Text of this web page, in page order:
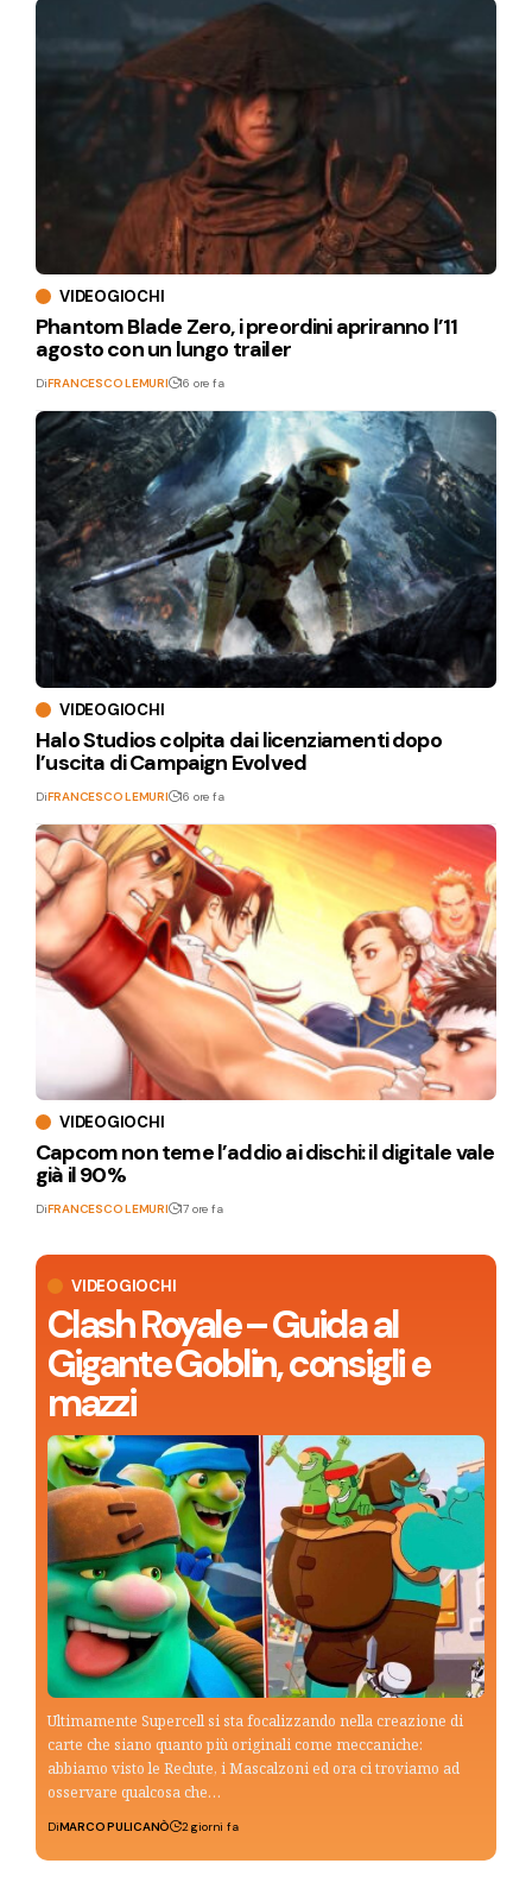
VIDEOGIOCHI
Clash Royale – Guida al
Gigante Goblin, consigli e
mazzi
Ultimamente Supercell si sta focalizzando nella creazione di
carte che siano quanto più originali come meccaniche:
abbiamo visto le Reclute, i Mascalzoni ed ora ci troviamo ad
osservare qualcosa che…
DiMARCO PULICANÒ 2 giorni fa
VIDEOGIOCHI
Phantom Blade Zero, i preordini apriranno l’11
agosto con un lungo trailer
DiFRANCESCO LEMURI 16 ore fa
VIDEOGIOCHI
Halo Studios colpita dai licenziamenti dopo
l’uscita di Campaign Evolved
DiFRANCESCO LEMURI 16 ore fa
VIDEOGIOCHI
Capcom non teme l’addio ai dischi: il digitale vale
già il 90%
DiFRANCESCO LEMURI 17 ore fa